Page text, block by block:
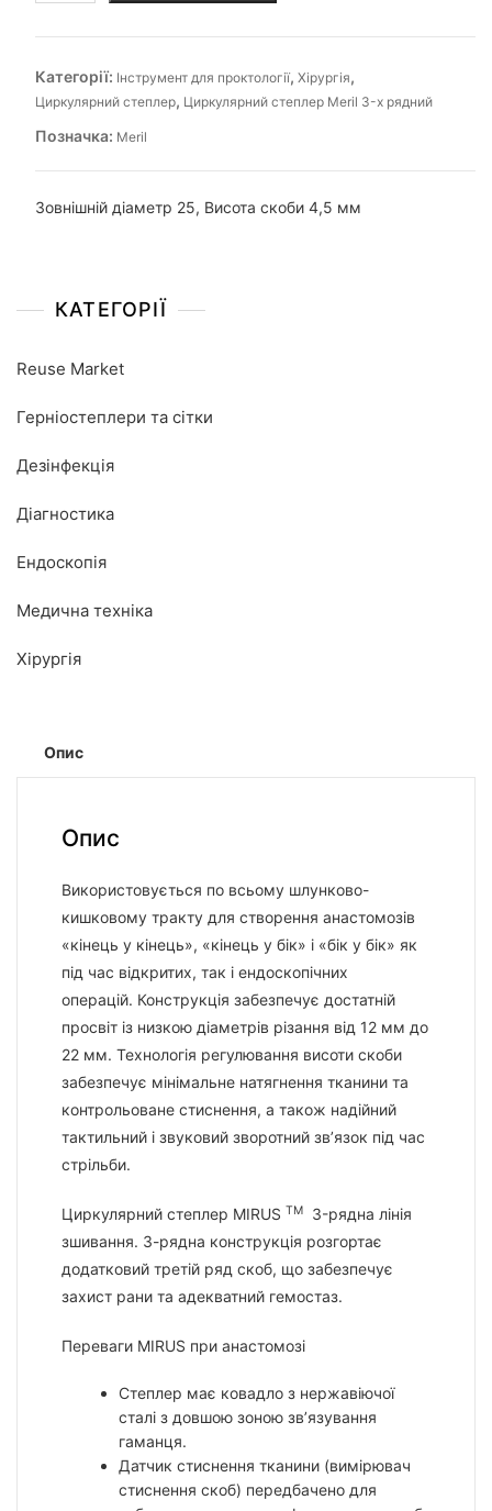
Категорії: Інструмент для проктології, Хірургія,
Циркулярний степлер, Циркулярний степлер Meril 3-х рядний
Позначка: Meril
Зовнішній діаметр 25, Висота скоби 4,5 мм
КАТЕГОРІЇ
Reuse Market
Герніостеплери та сітки
Дезінфекція
Діагностика
Ендоскопія
Медична техніка
Хірургія
Опис
Опис
Використовується по всьому шлунково-
кишковому тракту для створення анастомозів
«кінець у кінець», «кінець у бік» і «бік у бік» як
під час відкритих, так і ендоскопічних
операцій. Конструкція забезпечує достатній
просвіт із низкою діаметрів різання від 12 мм до
22 мм. Технологія регулювання висоти скоби
забезпечує мінімальне натягнення тканини та
контрольоване стиснення, а також надійний
тактильний і звуковий зворотний зв’язок під час
стрільби.
Циркулярний степлер MIRUS TM
3-рядна лінія
зшивання. 3-рядна конструкція розгортає
додатковий третій ряд скоб, що забезпечує
захист рани та адекватний гемостаз.
Переваги MIRUS при анастомозі
Степлер має ковадло з нержавіючої
сталі з довшою зоною зв’язування
гаманця.
Датчик стиснення тканини (вимірювач
стиснення скоб) передбачено для